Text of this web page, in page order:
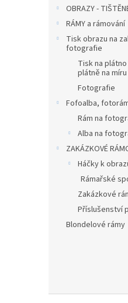
OBRAZY -
RÁMY a rámování
Tisk obrazu na
fotografie
Tisk na
plátně na míru
Fotografie
Fofoalba,
Rám na
Alba na
ZAKÁZKOVÉ
Háčky k
Rámařské
Zakázkové
Příslušenství
Blondelové rámy